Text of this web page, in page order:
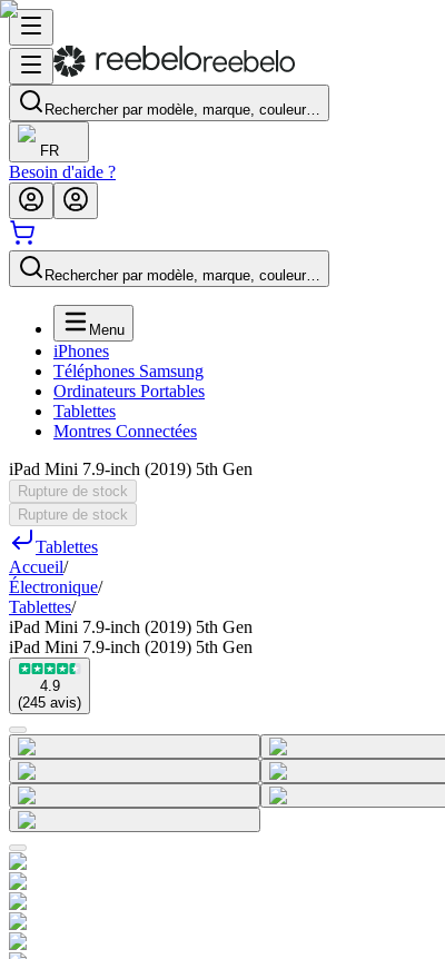
Rechercher par modèle, marque, couleur…
FR
Besoin d'aide ?
Rechercher par modèle, marque, couleur…
Menu
iPhones
Téléphones Samsung
Ordinateurs Portables
Tablettes
Montres Connectées
iPad Mini 7.9-inch (2019) 5th Gen
Rupture de stock
Rupture de stock
Tablettes
Accueil/
Électronique/
Tablettes/
iPad Mini 7.9-inch (2019) 5th Gen
iPad Mini 7.9-inch (2019) 5th Gen
4.9
(245 avis)